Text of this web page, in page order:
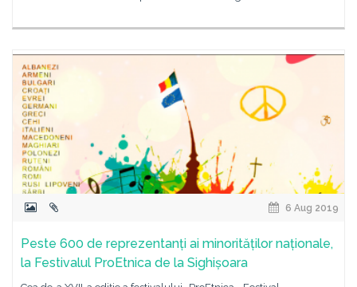
6 Aug 2019
Peste 600 de reprezentanți ai minorităților naționale,
la Festivalul ProEtnica de la Sighișoara